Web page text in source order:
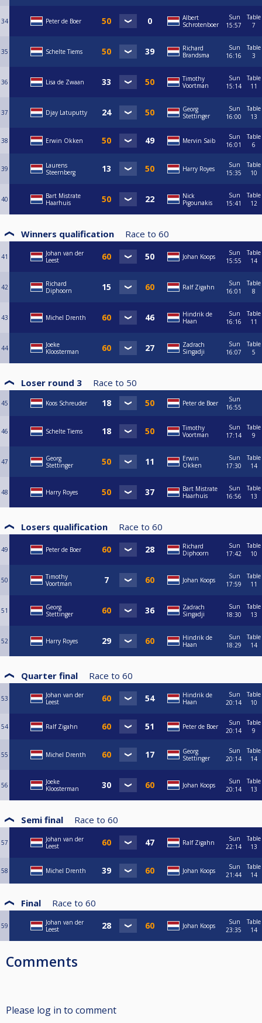
34 Peter de Boer
Albert
Schrotenboer
Sun
15:57
Table
7
35 Schelte Tiems
Richard
Brandsma
Sun
16:16
Table
3
36 Lisa de Zwaan
Timothy
Voortman
Sun
15:14
Table
11
37 Djay Latuputty
Georg
Stettinger
Sun
16:00
Table
13
38 Erwin Okken Mervin Saib
Sun
16:01
Table
6
39
Laurens
Steernberg
Harry Royes
Sun
15:35
Table
10
40
Bart Mistrate
Haarhuis
Nick
Pigounakis
Sun
15:41
Table
12
Winners qualification Race to 60
41
Johan van der
Leest
Johan Koops
Sun
15:55
Table
14
42
Richard
Diphoorn
Ralf Zigahn
Sun
16:01
Table
8
43 Michel Drenth
Hindrik de
Haan
Sun
16:16
Table
11
44
Joeke
Kloosterman
Zadrach
Singadji
Sun
16:07
Table
5
Loser round 3 Race to 50
45 Koos Schreuder Peter de Boer
Sun
16:55
46 Schelte Tiems
Timothy
Voortman
Sun
17:14
Table
9
47
Georg
Stettinger
Erwin
Okken
Sun
17:30
Table
14
48 Harry Royes
Bart Mistrate
Haarhuis
Sun
16:56
Table
13
Losers qualification Race to 60
49 Peter de Boer
Richard
Diphoorn
Sun
17:42
Table
10
50
Timothy
Voortman
Johan Koops
Sun
17:59
Table
11
51
Georg
Stettinger
Zadrach
Singadji
Sun
18:30
Table
13
52 Harry Royes
Hindrik de
Haan
Sun
18:29
Table
14
Quarter final Race to 60
53
Johan van der
Leest
Hindrik de
Haan
Sun
20:14
Table
10
54 Ralf Zigahn Peter de Boer
Sun
20:14
Table
9
55 Michel Drenth
Georg
Stettinger
Sun
20:14
Table
14
56
Joeke
Kloosterman
Johan Koops
Sun
20:14
Table
13
Semi final Race to 60
57
Johan van der
Leest
Ralf Zigahn
Sun
22:14
Table
13
58 Michel Drenth Johan Koops
Sun
21:44
Table
14
Final Race to 60
59
Johan van der
Leest
Johan Koops
Sun
23:35
Table
14
Comments
Please log in to comment